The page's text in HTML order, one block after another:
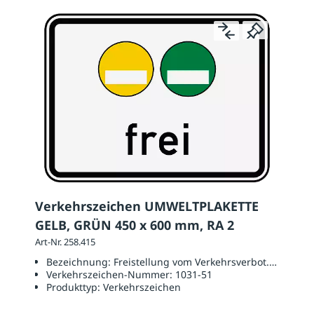
Verkehrszeichen UMWELTPLAKETTE
GELB, GRÜN 450 x 600 mm, RA 2
Art-Nr. 258.415
Bezeichnung: Freistellung vom Verkehrsverbot. Gelbe
Verkehrszeichen-Nummer: 1031-51
Produkttyp: Verkehrszeichen